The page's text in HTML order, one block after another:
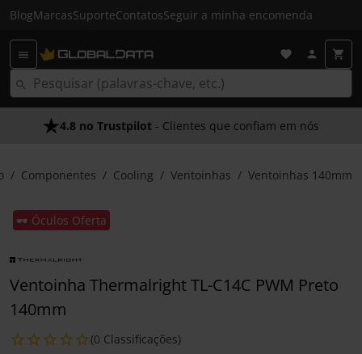
BlogMarcasSuporteContatosSeguir a minha encomenda
4.8 no Trustpilot - Clientes que confiam em nós
Componentes Cooling Ventoinhas Ventoinhas 140mm
🕶️ Óculos Oferta
Ventoinha Thermalright TL-C14C PWM Preto
140mm
(0 Classificações)